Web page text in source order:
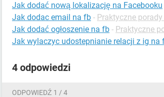
Jak dodać nową lokalizację na Facebooku
Jak dodac email na fb - Praktyczne
Jak dodać ogłoszenie na fb - Praktyczne
Jak wylaczyc udostepnianie relacji z ig na
4 odpowiedzi
ODPOWIEDŹ 1 / 4